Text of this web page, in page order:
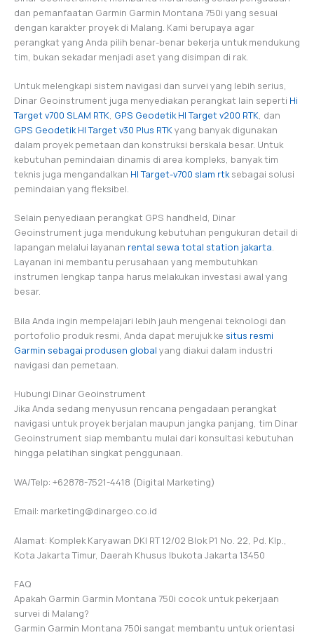
dan pemanfaatan Garmin Garmin Montana 750i yang sesuai
dengan karakter proyek di Malang. Kami berupaya agar
perangkat yang Anda pilih benar-benar bekerja untuk mendukung
tim, bukan sekadar menjadi aset yang disimpan di rak.
Untuk melengkapi sistem navigasi dan survei yang lebih serius,
Dinar Geoinstrument juga menyediakan perangkat lain seperti Hi
Target v700 SLAM RTK, GPS Geodetik HI Target v200 RTK, dan
GPS Geodetik HI Target v30 Plus RTKyang banyak digunakan
dalam proyek pemetaan dan konstruksi berskala besar. Untuk
kebutuhan pemindaian dinamis di area kompleks, banyak tim
teknis juga mengandalkan HI Target-v700 slam rtksebagai solusi
pemindaian yang fleksibel.
Selain penyediaan perangkat GPS handheld, Dinar
Geoinstrument juga mendukung kebutuhan pengukuran detail di
lapangan melalui layanan rental sewa total station jakarta.
Layanan ini membantu perusahaan yang membutuhkan
instrumen lengkap tanpa harus melakukan investasi awal yang
besar.
Bila Anda ingin mempelajari lebih jauh mengenai teknologi dan
portofolio produk resmi, Anda dapat merujuk ke situs resmi
Garmin sebagai produsen global yang diakui dalam industri
navigasi dan pemetaan.
Hubungi Dinar Geoinstrument
Jika Anda sedang menyusun rencana pengadaan perangkat
navigasi untuk proyek berjalan maupun jangka panjang, tim Dinar
Geoinstrument siap membantu mulai dari konsultasi kebutuhan
hingga pelatihan singkat penggunaan.
WA/Telp: +62878-7521-4418 (Digital Marketing)
Email: marketing@dinargeo.co.id
Alamat: Komplek Karyawan DKI RT 12/02 Blok P1 No. 22, Pd. Klp.,
Kota Jakarta Timur, Daerah Khusus Ibukota Jakarta 13450
FAQ
Apakah Garmin Garmin Montana 750i cocok untuk pekerjaan
survei di Malang?
Garmin Garmin Montana 750i sangat membantu untuk orientasi